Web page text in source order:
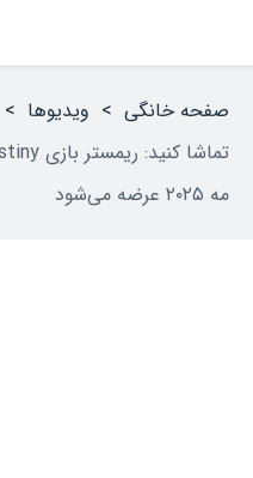
صفحه خانگی > ویدیوها >
مه ۲۰۲۵ عرضه می‌شود